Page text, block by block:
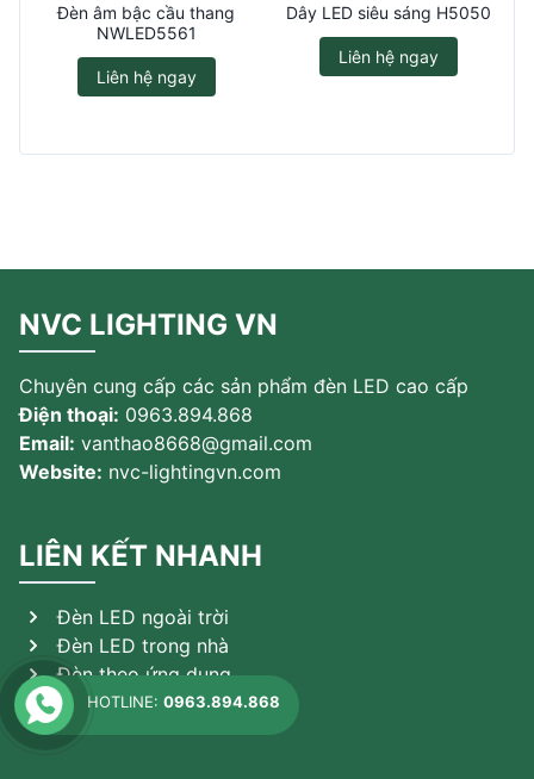
Đèn âm bậc cầu thang
NWLED5561
Liên hệ ngay
Dây LED siêu sáng H5050
Liên hệ ngay
NVC LIGHTING VN
Chuyên cung cấp các sản phẩm đèn LED cao cấp
Điện thoại: 0963.894.868
Email: vanthao8668@gmail.com
Website: nvc-lightingvn.com
LIÊN KẾT NHANH
Đèn LED ngoài trời
Đèn LED trong nhà
Đèn theo ứng dụng
Sản phẩm khác
HOTLINE:0963.894.868